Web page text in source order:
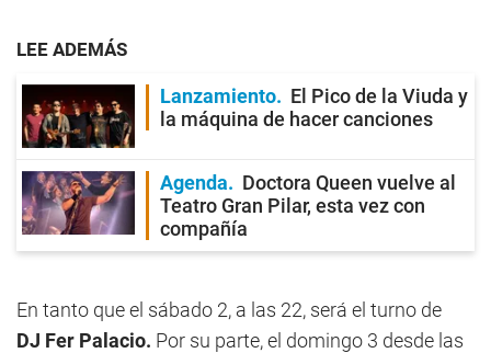
LEE ADEMÁS
Lanzamiento
El Pico de la Viuda y
la máquina de hacer canciones
Agenda
Doctora Queen vuelve al
Teatro Gran Pilar, esta vez con
compañía
En tanto que el sábado 2, a las 22, será el turno de
DJ Fer Palacio. Por su parte, el domingo 3 desde las